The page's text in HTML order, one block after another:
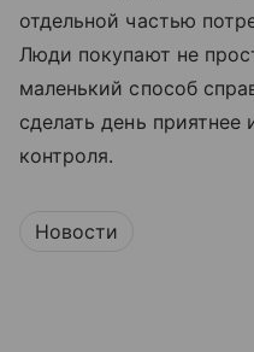
отдельной частью
Люди покупают не
маленький способ
сделать день
контроля.
Новости